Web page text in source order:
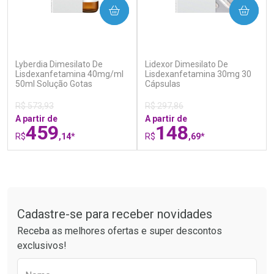
Ativar Desconto
Comprar sem Desconto
Por R$ 51,02/cada
Comprar sem Desconto
Ativar Desconto
Comprar sem Desconto
Por R$ 41,27/cada
Comprar sem Desconto
Lyberdia Dimesilato De
Lisdexanfetamina 40mg/ml
50ml Solução Gotas
R$ 573,93
A partir de
R$459,14*
COMPRAR
Lidexor Dimesilato De
Lisdexanfetamina 30mg 30
Cápsulas
R$ 297,86
A partir de
R$148,69*
COMPRAR
Cadastre-se para receber novidades
Receba as melhores ofertas e super descontos
exclusivos!